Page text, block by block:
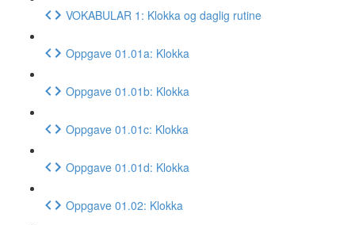
VOKABULAR 1: Klokka og daglig rutine
Oppgave 01.01a: Klokka
Oppgave 01.01b: Klokka
Oppgave 01.01c: Klokka
Oppgave 01.01d: Klokka
Oppgave 01.02: Klokka